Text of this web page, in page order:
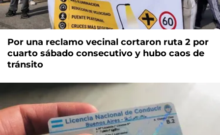
Por una reclamo vecinal cortaron ruta 2 por
cuarto sábado consecutivo y hubo caos de
tránsito